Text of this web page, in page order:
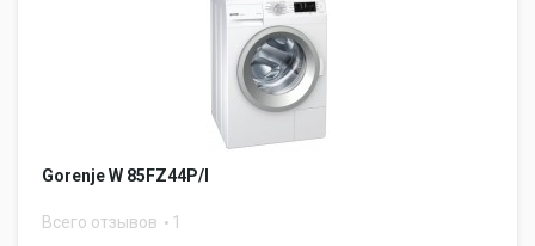
Gorenje W 85FZ44P/I
Всего отзывов 1